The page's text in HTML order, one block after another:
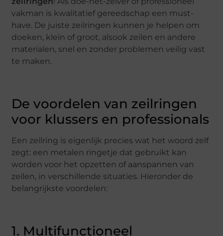
vakman is kwalitatief gereedschap een must-
have. De juiste zeilringen kunnen je helpen om
doeken, klein of groot, alsook zeilen en andere
materialen, snel en zonder problemen veilig vast
te maken.
De voordelen van zeilringen
voor klussers en professionals
Een zeilring is eigenlijk precies wat het woord zelf
zegt: een metalen ringetje dat gebruikt kan
worden voor het opzetten of aanspannen van
zeilen, in verschillende situaties. Hieronder de
belangrijkste voordelen:
1. Multifunctioneel